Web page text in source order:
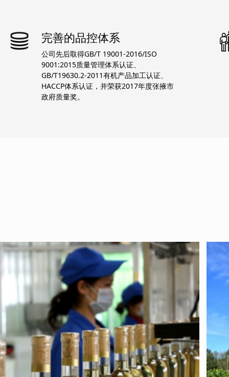
完善的品控体系
公司先后取得GB/T 19001-2016/ISO
9001:2015质量管理体系认证、
GB/T19630.2-2011有机产品加工认证、
HACCP体系认证，并荣获2017年度张掖市
政府质量奖。